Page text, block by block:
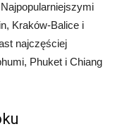
Kraków-Balice i
najczęściej
Phuket i Chiang